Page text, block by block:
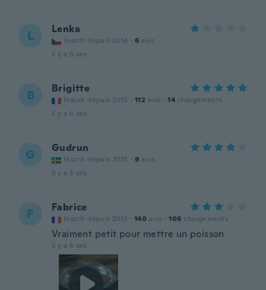
L Lenka
Inscrit depuis 2018 · 6 avis
il y a 6 ans
B Brigitte
Inscrit depuis 2015 · 112 avis · 14 chargements
il y a 6 ans
G Gudrun
Inscrit depuis 2015 · 9 avis
il y a 6 ans
F Fabrice
Inscrit depuis 2012 · 140 avis · 106 chargements
Vraiment petit pour mettre un poisson
il y a 6 ans